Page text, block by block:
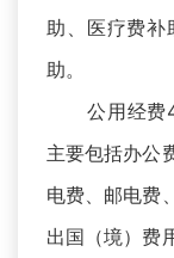
助、医疗费补
助。
公用经费
主要包括办公
电费、邮电费
出国（境）费